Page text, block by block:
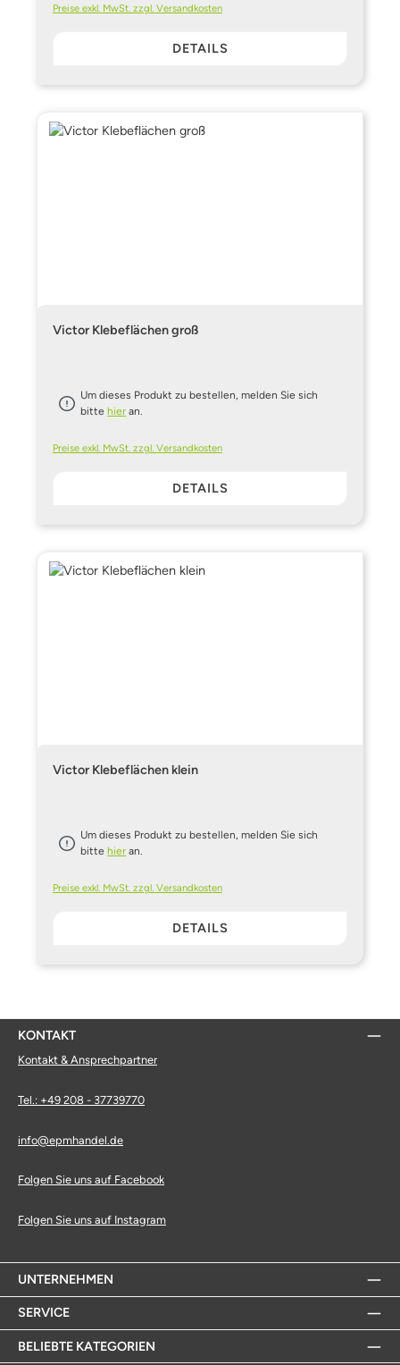
Preise exkl. MwSt. zzgl. Versandkosten
DETAILS
Victor Klebeflächen groß
Um dieses Produkt zu bestellen, melden Sie sich
bitte hier an.
Preise exkl. MwSt. zzgl. Versandkosten
DETAILS
Victor Klebeflächen klein
Um dieses Produkt zu bestellen, melden Sie sich
bitte hier an.
Preise exkl. MwSt. zzgl. Versandkosten
DETAILS
KONTAKT
Kontakt & Ansprechpartner
Tel.: +49 208 - 37739770
info@epmhandel.de
Folgen Sie uns auf Facebook
Folgen Sie uns auf Instagram
UNTERNEHMEN
SERVICE
BELIEBTE KATEGORIEN